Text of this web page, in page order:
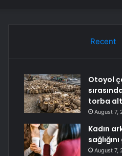
Recent
Otoyol
torba
August 7,
Kadın
August 7,